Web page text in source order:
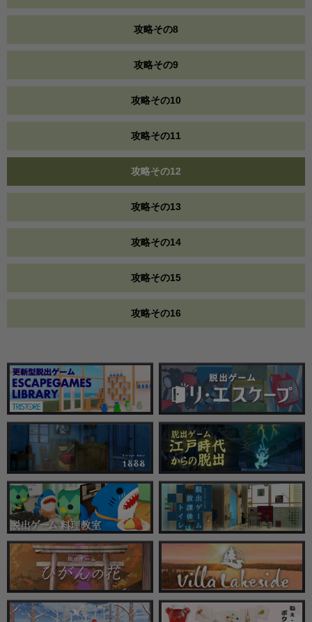
攻略その8
攻略その9
攻略その10
攻略その11
攻略その12
攻略その13
攻略その14
攻略その15
攻略その16